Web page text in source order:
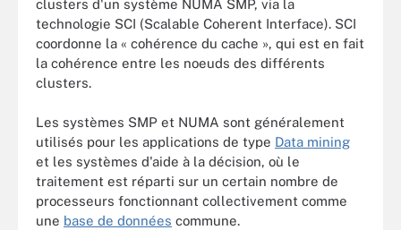
clusters d'un système NUMA SMP, via la
technologie SCI (Scalable Coherent Interface). SCI
coordonne la « cohérence du cache », qui est en fait
la cohérence entre les noeuds des différents
clusters.
Les systèmes SMP et NUMA sont généralement
utilisés pour les applications de type Data mining
et les systèmes d'aide à la décision, où le
traitement est réparti sur un certain nombre de
processeurs fonctionnant collectivement comme
une base de données commune.